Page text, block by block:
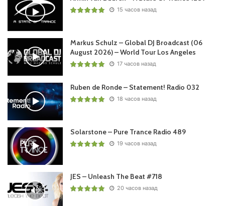
15 часов назад
Markus Schulz – Global DJ Broadcast (06
August 2026) – World Tour Los Angeles
17 часов назад
Ruben de Ronde – Statement! Radio 032
18 часов назад
Solarstone – Pure Trance Radio 489
19 часов назад
JES – Unleash The Beat #718
20 часов назад